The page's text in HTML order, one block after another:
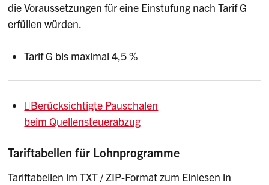
die Voraussetzungen für eine Einstufung nach Tarif G
erfüllen würden.
Tarif G bis maximal 4,5 %
Berücksichtigte Pauschalen
beim Quellensteuerabzug
Tariftabellen für Lohnprogramme
Tariftabellen im TXT / ZIP-Format zum Einlesen in